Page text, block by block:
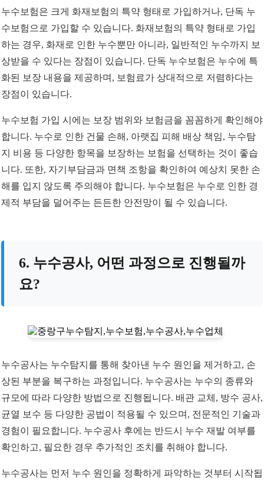
누수보험은 크게 화재보험의 특약 형태로 가입하거나, 단독 누
수보험으로 가입할 수 있습니다. 화재보험의 특약 형태로 가입
하는 경우, 화재로 인한 누수뿐만 아니라, 일반적인 누수까지 보
상받을 수 있다는 장점이 있습니다. 단독 누수보험은 누수에 특
화된 보장 내용을 제공하며, 보험료가 상대적으로 저렴하다는
장점이 있습니다.
누수보험 가입 시에는 보장 범위와 보험금을 꼼꼼하게 확인해야
합니다. 누수로 인한 건물 손해, 아랫집 피해 배상 책임, 누수탐
지 비용 등 다양한 항목을 보장하는 보험을 선택하는 것이 좋습
니다. 또한, 자기부담금과 면책 조항을 확인하여 예상치 못한 손
해를 입지 않도록 주의해야 합니다. 누수보험은 누수로 인한 경
제적 부담을 덜어주는 든든한 안전망이 될 수 있습니다.
6. 누수공사, 어떤 과정으로 진행될까
요?
누수공사는 누수탐지를 통해 찾아낸 누수 원인을 제거하고, 손
상된 부분을 복구하는 과정입니다. 누수공사는 누수의 종류와
규모에 따라 다양한 방법으로 진행됩니다. 배관 교체, 방수 공사,
균열 보수 등 다양한 공법이 적용될 수 있으며, 전문적인 기술과
경험이 필요합니다. 누수공사 후에는 반드시 누수 재발 여부를
확인하고, 필요한 경우 추가적인 조치를 취해야 합니다.
누수공사는 먼저 누수 원인을 정확하게 파악하는 것부터 시작됩